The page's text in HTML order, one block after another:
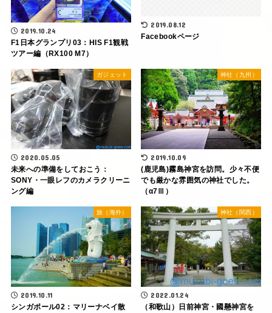
2019.10.24
F1日本グランプリ03：HIS F1観戦
ツアー編（RX100 M7）
2019.08.12
Facebookページ
ガジェット
2020.05.05
未来への準備をしておこう：
SONY・一眼レフのカメラクリーニ
ング編
神社（九州）
2019.10.09
(鹿児島)霧島神宮を訪問。少々不便
でも厳かな雰囲気の神社でした。
（α7Ⅲ）
旅（海外）
2019.10.11
シンガポール02：マリーナベイ散
神社（関西）
2022.01.24
（和歌山）日前神宮・國懸神宮を